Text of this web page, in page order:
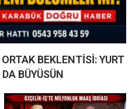
BEKLENTİSİ: YURT
BÜYÜSÜN